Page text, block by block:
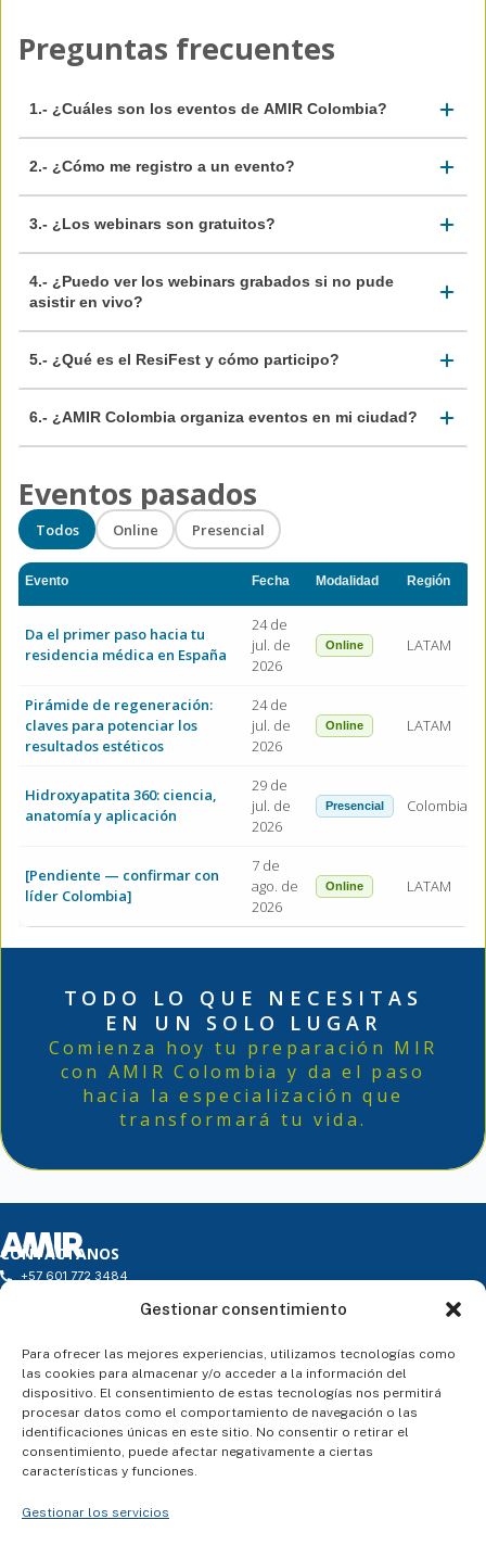
Gestionar consentimiento
Para ofrecer las mejores experiencias, utilizamos tecnologías como
las cookies para almacenar y/o acceder a la información del
dispositivo. El consentimiento de estas tecnologías nos permitirá
procesar datos como el comportamiento de navegación o las
identificaciones únicas en este sitio. No consentir o retirar el
consentimiento, puede afectar negativamente a ciertas
características y funciones.
Gestionar los servicios
Preguntas frecuentes
1.- ¿Cuáles son los eventos de AMIR Colombia?
2.- ¿Cómo me registro a un evento?
3.- ¿Los webinars son gratuitos?
4.- ¿Puedo ver los webinars grabados si no pude
asistir en vivo?
5.- ¿Qué es el ResiFest y cómo participo?
6.- ¿AMIR Colombia organiza eventos en mi ciudad?
Eventos pasados
Todos Online Presencial
Evento Fecha Modalidad Región
Da el primer paso hacia tu
residencia médica en España
24 de
jul. de
2026
Online LATAM
Pirámide de regeneración:
claves para potenciar los
resultados estéticos
24 de
jul. de
2026
Online LATAM
Hidroxyapatita 360: ciencia,
anatomía y aplicación
29 de
jul. de
2026
Presencial Colombia
[Pendiente — confirmar con
líder Colombia]
7 de
ago. de
2026
Online LATAM
TODO LO QUE NECESITAS
EN UN SOLO LUGAR
Comienza hoy tu preparación MIR
con AMIR Colombia y da el paso
hacia la especialización que
transformará tu vida.
CONTÁCTANOS
+57 601 772 3484
Horario: de L a V de 9h a 18h - Atención Presencial
ENLACES
¿Quiénes somos?
Atención al alumno
Blog
Contacto
SÍGUENOS